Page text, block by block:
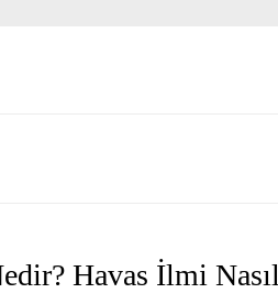
Havas İlmi Nasıl